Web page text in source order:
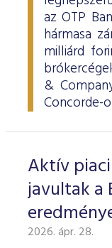
az OTP
hármasa
milliárd
&
Concorde-
Aktív
javultak a
2026. ápr. 28.